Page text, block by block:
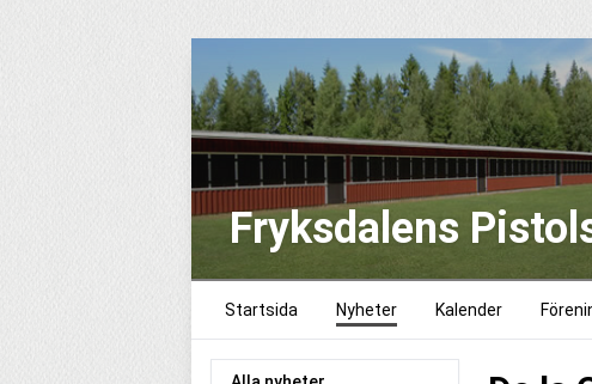
Fryksdalens
Startsida Nyheter Kalender